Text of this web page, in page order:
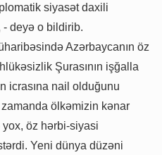
siyasət daxili
deyə o bildirib.
Azərbaycanın öz
Şurasının işğalla
icrasına nail olduğunu
ölkəmizin kənar
öz hərbi-siyasi
Yeni dünya düzəni